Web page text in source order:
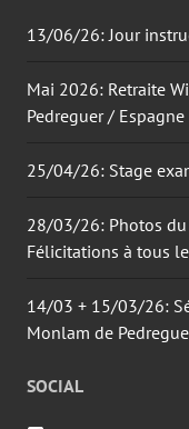
13/06/26: Jour
Mai 2026: Retraite
Pedreguer / Espagne
25/04/26: Stage
28/03/26: Photos du
Félicitations à tous
14/03 + 15/03/26:
Monlam de
SOCIAL